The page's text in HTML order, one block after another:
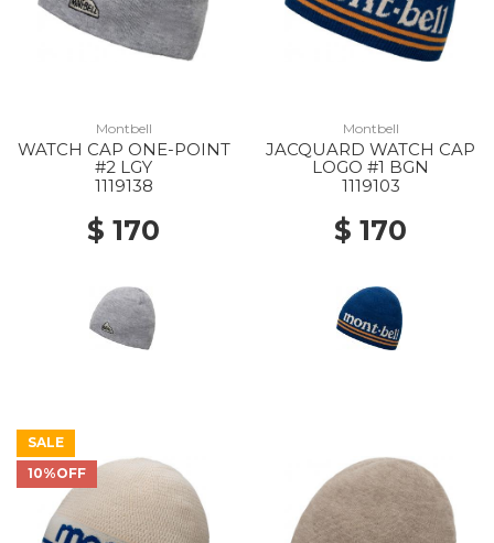
Montbell
WATCH CAP ONE-POINT
#2 LGY
1119138
$ 170
Montbell
JACQUARD WATCH CAP
LOGO #1 BGN
1119103
$ 170
SALE
10%OFF